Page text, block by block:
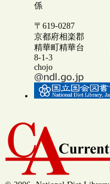
係
〒619-0287
京都府相楽郡
精華町精華台
8-1-3
chojo